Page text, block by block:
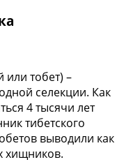
или тобет) –
селекции. Как
4 тысячи лет
тибетского
выводили как
хищников.